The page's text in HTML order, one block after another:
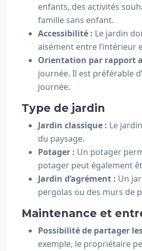
enfants, des activités
famille sans enfant.
Accessibilité : Le jardin
aisément entre l’intérieur
Orientation par rapport
journée. Il est préférable
journée.
Type de jardin
Jardin classique : Le
du paysage.
Potager : Un potager
potager peut également
Jardin d’agrément : Un
pergolas ou des murs de
Maintenance et
Possibilité de partager
exemple, le propriétaire